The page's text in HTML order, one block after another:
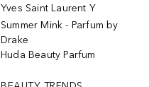
Yves Saint Laurent Y
Summer Mink - Parfum by
Drake
Huda Beauty Parfum